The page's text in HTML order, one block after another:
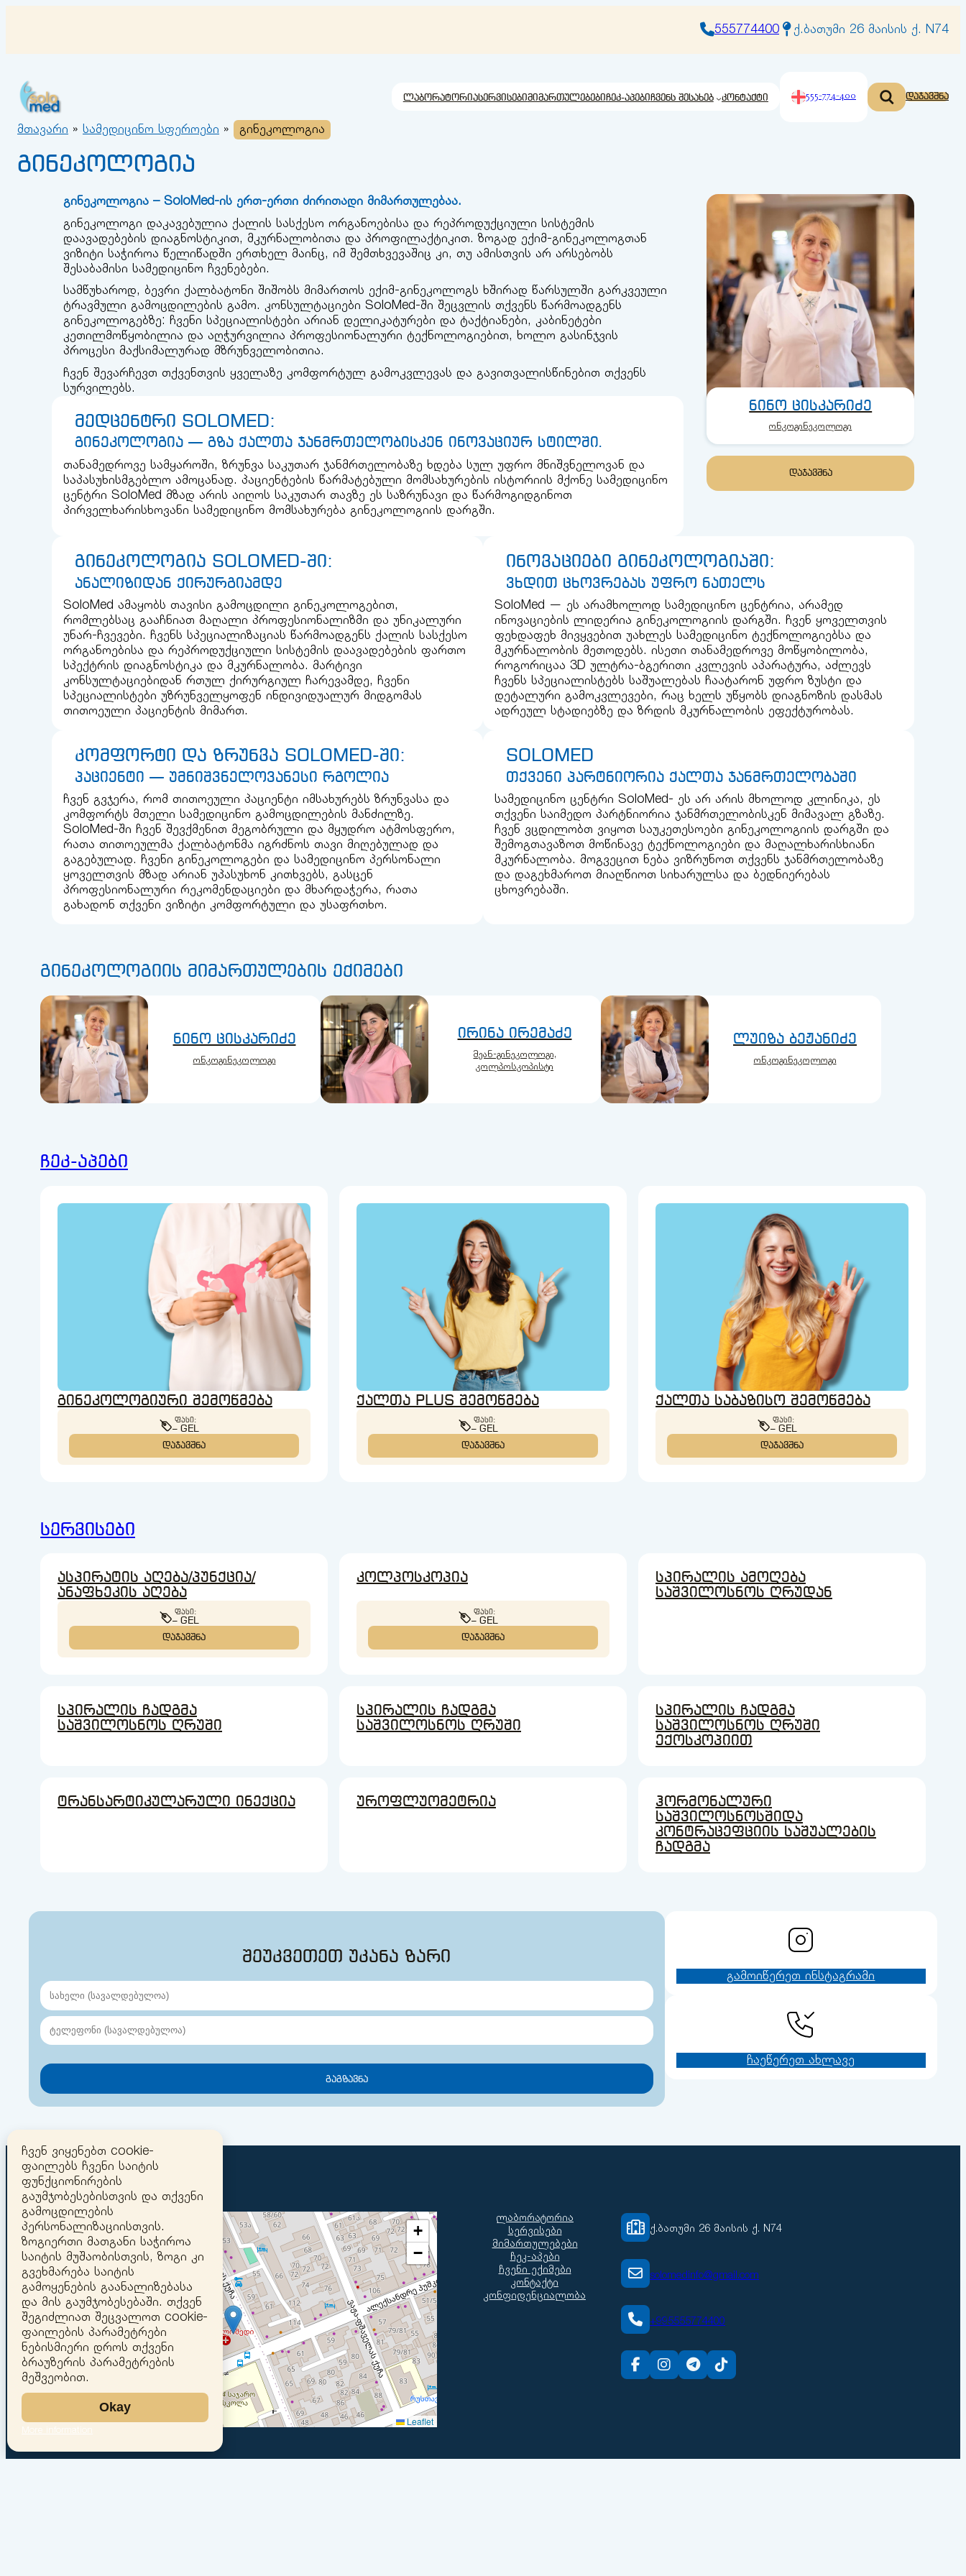
555774400 ქ.ბათუმი 26 მაისის ქ. N74
ლაბორატორიასერვისებიმიმართულებები ჩეკ-აპები ჩვენს შესახებ კონტაქტი 555-774-400 დაჯავშნა
მთავარი » სამედიცინო სფეროები » გინეკოლოგია
გინეკოლოგია
გინეკოლოგია – SoloMed-ის ერთ-ერთი ძირითადი მიმართულებაა.
გინეკოლოგი დაკავებულია ქალის სასქესო ორგანოებისა და რეპროდუქციული სისტემის
დაავადებების დიაგნოსტიკით, მკურნალობითა და პროფილაქტიკით. ზოგად ექიმ-გინეკოლოგთან
ვიზიტი საჭიროა წელიწადში ერთხელ მაინც, იმ შემთხვევაშიც კი, თუ ამისთვის არ არსებობს
შესაბამისი სამედიცინო ჩვენებები.
სამწუხაროდ, ბევრი ქალბატონი შიშობს მიმართოს ექიმ-გინეკოლოგს ხშირად წარსულში გარკვეული
ტრავმული გამოცდილების გამო. კონსულტაციები SoloMed-ში შეცვლის თქვენს წარმოადგენს
გინეკოლოგებზე: ჩვენი სპეციალისტები არიან დელიკატურები და ტაქტიანები, კაბინეტები
კეთილმოწყობილია და აღჭურვილია პროფესიონალური ტექნოლოგიებით, ხოლო გასინჯვის
პროცესი მაქსიმალურად მზრუნველობითია.
ჩვენ შევარჩევთ თქვენთვის ყველაზე კომფორტულ გამოკვლევას და გავითვალისწინებით თქვენს
სურვილებს.
მედცენტრი SOLOMED:
გინეკოლოგია — გზა ქალთა ჯანმრთელობისკენ ინოვაციურ სტილში.
თანამედროვე სამყაროში, ზრუნვა საკუთარ ჯანმრთელობაზე ხდება სულ უფრო მნიშვნელოვან და
საპასუხისმგებლო ამოცანად. პაციენტების წარმატებული მომსახურების ისტორიის მქონე სამედიცინო
ცენტრი SoloMed მზად არის აიღოს საკუთარ თავზე ეს საზრუნავი და წარმოგიდგინოთ
პირველხარისხოვანი სამედიცინო მომსახურება გინეკოლოგიის დარგში.
ნინო ცისკარიძე
ონკოგინეკოლოგი
ᲓᲐᲯᲐᲕᲨᲜᲐ
გინეკოლოგია SOLOMED-ში:
ანალიზიდან ქირურგიამდე
SoloMed ამაყობს თავისი გამოცდილი გინეკოლოგებით,
რომლებსაც გააჩნიათ მაღალი პროფესიონალიზმი და უნიკალური
უნარ-ჩვევები. ჩვენს სპეციალიზაციას წარმოადგენს ქალის სასქესო
ორგანოებისა და რეპროდუქციული სისტემის დაავადებების ფართო
სპექტრის დიაგნოსტიკა და მკურნალობა. მარტივი
კონსულტაციებიდან რთულ ქირურგიულ ჩარევამდე, ჩვენი
სპეციალისტები უზრუნველყოფენ ინდივიდუალურ მიდგომას
თითოეული პაციენტის მიმართ.
ინოვაციები გინეკოლოგიაში:
ვხდით ცხოვრებას უფრო ნათელს
SoloMed — ეს არამხოლოდ სამედიცინო ცენტრია, არამედ
ინოვაციების ლიდერია გინეკოლოგიის დარგში. ჩვენ ყოველთვის
ფეხდაფეხ მივყვებით უახლეს სამედიცინო ტექნოლოგიებსა და
მკურნალობის მეთოდებს. ისეთი თანამედროვე მოწყობილობა,
როგორიცაა 3D ულტრა-ბგერითი კვლევის აპარატურა, აძლევს
ჩვენს სპეციალისტებს საშუალებას ჩაატარონ უფრო ზუსტი და
დეტალური გამოკვლევები, რაც ხელს უწყობს დიაგნოზის დასმას
ადრეულ სტადიებზე და ზრდის მკურნალობის ეფექტურობას.
კომფორტი და ზრუნვა SOLOMED-ში:
პაციენტი — უმნიშვნელოვანესი რგოლია
ჩვენ გვჯერა, რომ თითოეული პაციენტი იმსახურებს ზრუნვასა და
კომფორტს მთელი სამედიცინო გამოცდილების მანძილზე.
SoloMed-ში ჩვენ შევქმენით მეგობრული და მყუდრო ატმოსფერო,
რათა თითოეულმა ქალბატონმა იგრძნოს თავი მიღებულად და
გაგებულად. ჩვენი გინეკოლოგები და სამედიცინო პერსონალი
ყოველთვის მზად არიან უპასუხონ კითხვებს, გასცენ
პროფესიონალური რეკომენდაციები და მხარდაჭერა, რათა
გახადონ თქვენი ვიზიტი კომფორტული და უსაფრთხო.
SOLOMED
თქვენი პარტნიორია ქალთა ჯანმრთელობაში
სამედიცინო ცენტრი SoloMed- ეს არ არის მხოლოდ კლინიკა, ეს
თქვენი საიმედო პარტნიორია ჯანმრთელობისკენ მიმავალ გზაზე.
ჩვენ ვცდილობთ ვიყოთ საუკეთესოები გინეკოლოგიის დარგში და
შემოგთავაზოთ მოწინავე ტექნოლოგიები და მაღალხარისხიანი
მკურნალობა. მოგვეცით ნება ვიზრუნოთ თქვენს ჯანმრთელობაზე
და დაგეხმაროთ მიაღწიოთ სიხარულსა და ბედნიერებას
ცხოვრებაში.
გინეკოლოგიის მიმართულების ექიმები
ნინო ცისკარიძე
ონკოგინეკოლოგი
ირინა ირემაძე
მეან-გინეკოლოგი,
კოლპოსკოპისტი
ლუიზა ბეჟანიძე
ონკოგინეკოლოგი
ჩეკ-აპები
გინეკოლოგიური შემოწმება
ᲤᲐᲡᲘ:
– GEL
ᲓᲐᲯᲐᲕᲨᲜᲐ
ქალთა PLUS შემოწმება
ᲤᲐᲡᲘ:
– GEL
ᲓᲐᲯᲐᲕᲨᲜᲐ
ქალთა საბაზისო შემოწმება
ᲤᲐᲡᲘ:
– GEL
ᲓᲐᲯᲐᲕᲨᲜᲐ
სერვისები
ასპირატის აღება/პუნქცია/
ანაფხეკის აღება
ᲤᲐᲡᲘ:
– GEL
ᲓᲐᲯᲐᲕᲨᲜᲐ
კოლპოსკოპია
ᲤᲐᲡᲘ:
– GEL
ᲓᲐᲯᲐᲕᲨᲜᲐ
სპირალის ამოღება
საშვილოსნოს ღრუდან
სპირალის ჩადგმა
საშვილოსნოს ღრუში
სპირალის ჩადგმა
საშვილოსნოს ღრუში
სპირალის ჩადგმა
საშვილოსნოს ღრუში
ექოსკოპიით
ტრანსარტიკულარული ინექცია უროფლუომეტრია
ჰორმონალური
საშვილოსნოსშიდა
კონტრაცეფციის საშუალების
ჩადგმა
შეუკვეთეთ უკანა ზარი
გამოიწერეთ ინსტაგრამი
ჩაეწერეთ ახლავე
+
−
Leaflet
ლაბორატორია
სერვისები
მიმართულებები
ჩეკ-აპები
ჩვენი ექიმები
კონტაქტი
კონფიდენციალობა
ქ.ბათუმი 26 მაისის ქ. N74
solomedinfo@gmail.com
+995555774400
ჩვენ ვიყენებთ cookie-
ფაილებს ჩვენი საიტის
ფუნქციონირების
გაუმჯობესებისთვის და თქვენი
გამოცდილების
პერსონალიზაციისთვის.
ზოგიერთი მათგანი საჭიროა
საიტის მუშაობისთვის, ზოგი კი
გვეხმარება საიტის
გამოყენების გაანალიზებასა
და მის გაუმჯობესებაში. თქვენ
შეგიძლიათ შეცვალოთ cookie-
ფაილების პარამეტრები
ნებისმიერი დროს თქვენი
ბრაუზერის პარამეტრების
მეშვეობით.
Okay
More information